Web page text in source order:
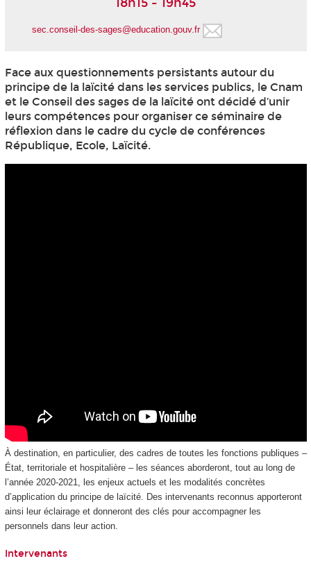
sec.conseil-des-sages@education.gouv.fr
Face aux questionnements persistants autour du
principe de la laïcité dans les services publics, le Cnam
et le Conseil des sages de la laïcité ont décidé d’unir
leurs compétences pour organiser ce séminaire de
réflexion dans le cadre du cycle de conférences
République, Ecole, Laïcité.
À destination, en particulier, des cadres de toutes les fonctions publiques –
État, territoriale et hospitalière – les séances aborderont, tout au long de
l’année 2020-2021, les enjeux actuels et les modalités concrètes
d’application du principe de laïcité. Des intervenants reconnus apporteront
ainsi leur éclairage et donneront des clés pour accompagner les
personnels dans leur action.
Intervenants